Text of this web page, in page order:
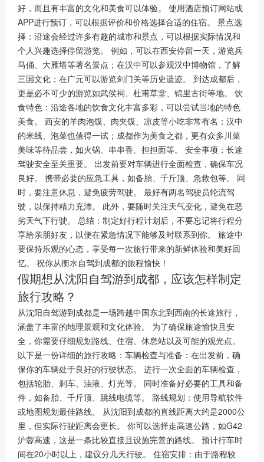
好，而且有丰富的文化和美食可以体验。 使用酒店预订网站或
APP进行预订，可以根据评价和价格选择合适的住宿。 景点选
择：沿途会经过许多有趣的城市和景点，可以根据实际情况和
个人兴趣选择停留游览。 例如，可以在西安停留一天，游览兵
马俑、大雁塔等著名景点；在汉中可以参观汉中博物馆，了解
三国文化；在广元可以游览剑门关等历史遗迹。 到达成都后，
更是必不可少的游览如武侯祠、杜甫草堂、锦里古街等地。 饮
食特色：沿途各地的饮食文化丰富多彩，可以尝试当地的特色
美食。 西安的羊肉泡馍、肉夹馍、凉皮等小吃非常有名；汉中
的米线、泡菜也值得一试；成都作为美食之都，更有众多川菜
美味等待品尝，如火锅、串串香、担担面等。 安全事项：长途
驾驶安全至关重要。 出发前要对车辆进行全面检查，确保车况
良好。 携带必要的应急工具，如备胎、千斤顶、急救包等。 同
时，要注意休息，避免疲劳驾驶。 最好有两名驾驶员轮流驾
驶，以保持精力充沛。 此外，要随时关注天气变化，避免在恶
劣天气下行驶。 总结：制定好行程计划后，不要忘记将行程分
享给亲朋好友，以便在紧急情况下能够及时联系到你。 旅途中
要保持乐观的心态，享受每一次旅行带来的新鲜体验和美好回
忆。 祝你从衡水自驾到成都的旅程愉快！
假期想从沈阳自驾游到成都，应该怎样制定
旅行攻略？
从沈阳自驾游到成都是一场跨越中国东北到西南的长途旅行，
涵盖了丰富的地理景观和文化体验。 为了确保旅途愉快且安
全，你需要仔细规划路线、住宿、休息站以及可能的观光点。
以下是一份详细的旅行攻略：车辆检查与准备：在出发前，确
保你的车辆处于良好的行驶状态。 进行一次全面的车辆检查，
包括轮胎、刹车、油液、灯光等。 同时准备好必要的工具和备
件，如备胎、千斤顶、跳线电缆等。 路线规划：使用导航软件
或地图规划最佳路线。 从沈阳到成都的直线距离大约是2000公
里，但实际行驶距离会更长。 你可以选择走高速公路，如G42
沪蓉高速，这是一条比较直接且设施完善的路线。 预计行车时
间在20小时以上，建议分几天行驶。 住宿安排：由于路程较